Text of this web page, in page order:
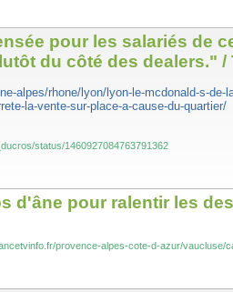
pour les salariés
du côté des dealers." /
alpes/rhone/lyon/lyon-le-mcdonald-s-
la-vente-sur-place-a-cause-du-quartier/
status/1460927084763791362
d'âne pour ralentir les
provence-alpes-cote-d-azur/